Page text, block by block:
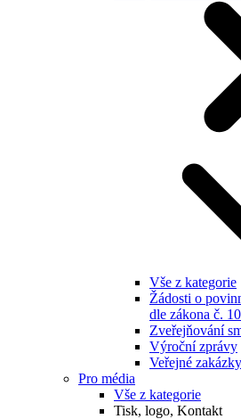
Vše z kategorie
Žádosti o
dle zákona č.
Zveřejňování
Výroční zprávy
Veřejné zakázky
Pro média
Vše z kategorie
Tisk, logo, Kontakt